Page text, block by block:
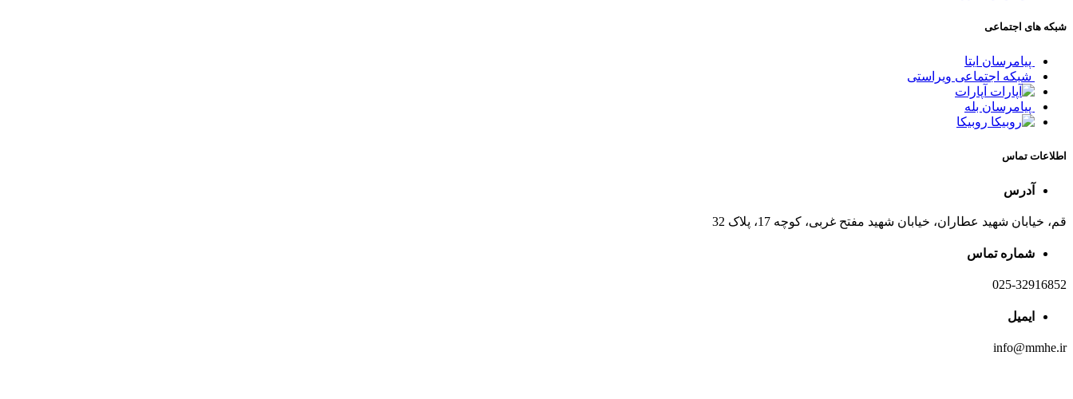
شبکه های اجتماعی
پیامرسان ایتا
شبکه اجتماعی ویراستی
آپارات
پیامرسان بله
روبیکا
اطلاعات تماس
آدرس
قم، خیابان شهید عطاران، خیابان شهید مفتح غربی، کوچه 17، پلاک 32
شماره تماس
025-32916852
ایمیل
info@mmhe.ir